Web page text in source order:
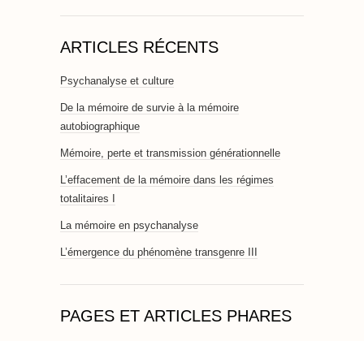
ARTICLES RÉCENTS
Psychanalyse et culture
De la mémoire de survie à la mémoire
autobiographique
Mémoire, perte et transmission générationnelle
L’effacement de la mémoire dans les régimes
totalitaires I
La mémoire en psychanalyse
L’émergence du phénomène transgenre III
PAGES ET ARTICLES PHARES